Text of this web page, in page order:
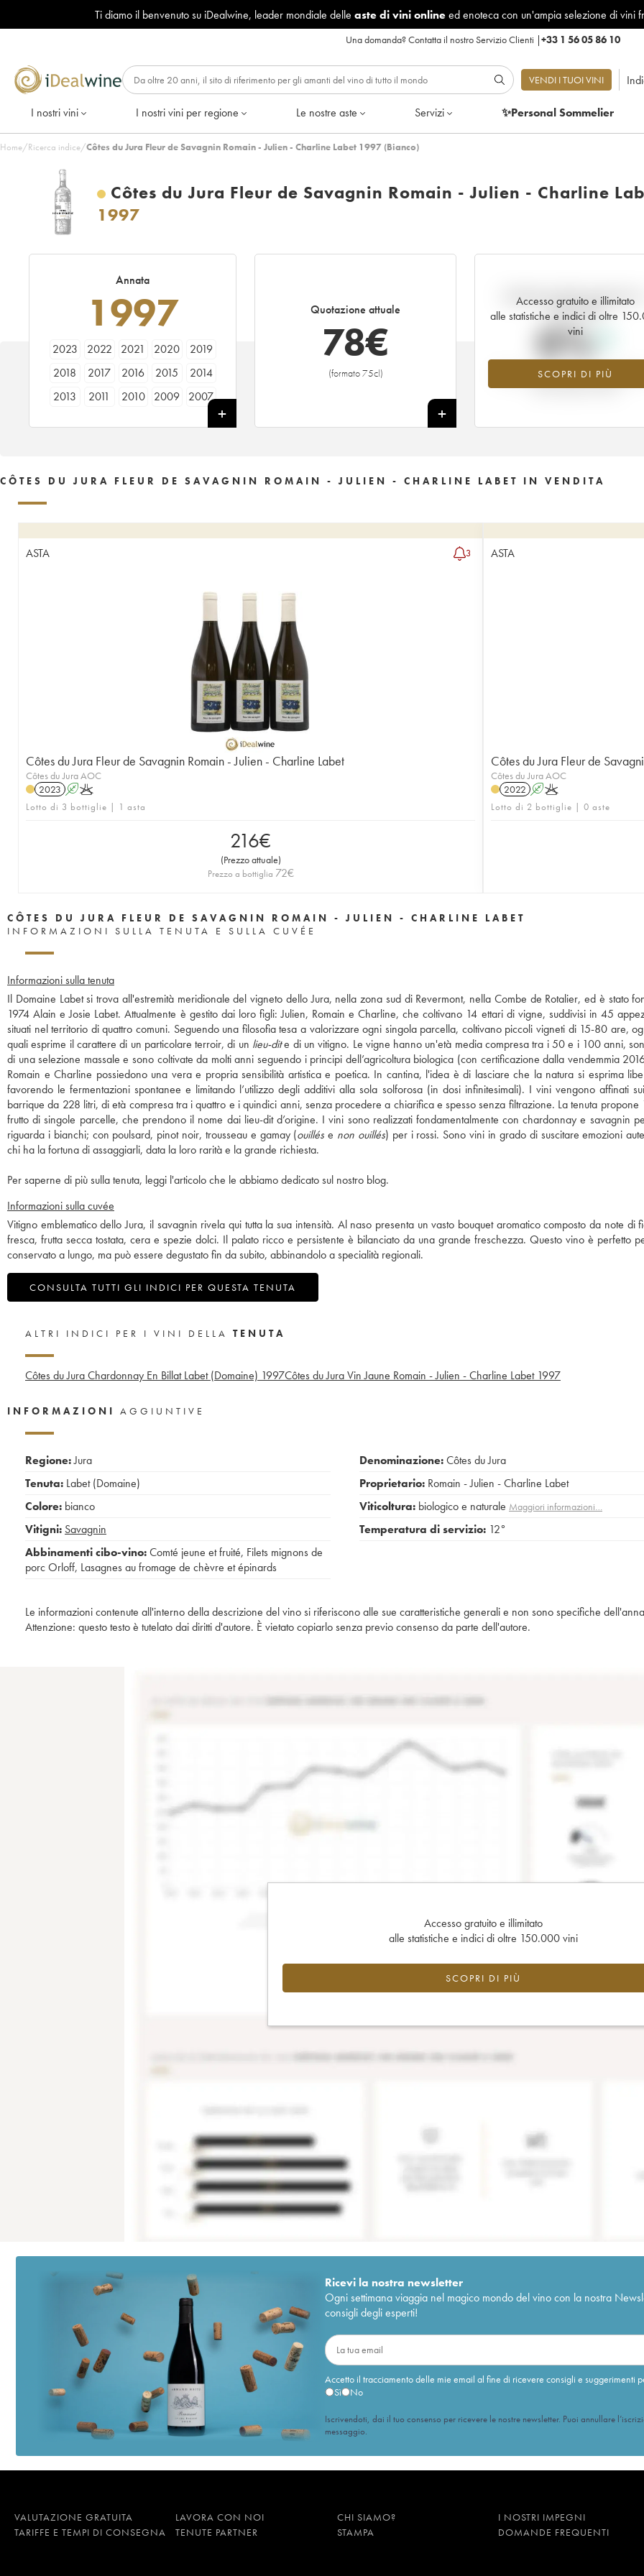
Ti diamo il benvenuto su iDealwine, leader mondiale delle aste di vini onlineed enoteca con un'ampia selezione di vini
Una domanda?Contatta il nostro Servizio Clienti |+33 1 56 05 86 10
VENDI I TUOI VINI
I nostri vini I nostri vini per regione Le nostre aste Servizi ✨Personal Sommelier
Home/Ricerca indice/Côtes du Jura Fleur de Savagnin Romain - Julien - Charline Labet 1997 (Bianco)
Côtes du Jura Fleur de Savagnin Romain - Julien - Charline
1997
Annata
1997
2023 2022 2021 2020
2019
2018
2017 2016 2015
2014
2013
2011 2010 2009
2007
Quotazione attuale
78€
(formato 75cl)
+
Accesso gratuito e illimitato
alle statistiche e indici di oltre
vini
SCOPRI DI PIÙ
Andamento della quotazione
tempo reale
0%
Valore in aumento per l'annata 1997
2026 rispetto al 2025
CÔTES DU JURA FLEUR DE SAVAGNIN ROMAIN - JULIEN - CHARLINE LABET IN VENDITA
ASTA 3
Côtes du Jura Fleur de Savagnin Romain - Julien - Charline Labet
Côtes du Jura AOC
2023 AK
Lotto di 3 bottiglie | 1 asta
216€
(Prezzo attuale)
Prezzo a bottiglia 72€
ASTA
Côtes du Jura Fleur de
Côtes du Jura AOC
2022 AK
Lotto di 2 bottiglie | 0 aste
CÔTES DU JURA FLEUR DE SAVAGNIN ROMAIN - JULIEN - CHARLINE LABET
INFORMAZIONI SULLA TENUTA E SULLA CUVÉE
Informazioni sulla tenuta
Il Domaine Labet si trova all'estremità meridionale del vigneto dello Jura, nella zona sud di Revermont, nella Combe de Rotalier, ed è stato
1974 Alain e Josie Labet. Attualmente è gestito dai loro figli: Julien, Romain e Charline, che coltivano 14 ettari di vigne, suddivisi in 45
situati nel territorio di quattro comuni. Seguendo una filosofia tesa a valorizzare ogni singola parcella, coltivano piccoli vigneti di 15-80 are,
quali esprime il carattere di un particolare terroir, di un lieu-dite di un vitigno. Le vigne hanno un'età media compresa tra i 50 e i 100 anni,
di una selezione massale e sono coltivate da molti anni seguendo i principi dell’agricoltura biologica (con certificazione dalla vendemmia
Romain e Charline possiedono una vera e propria sensibilità artistica e poetica. In cantina, l'idea è di lasciare che la natura si esprima
favorendo le fermentazioni spontanee e limitando l’utilizzo degli additivi alla sola solforosa (in dosi infinitesimali). I vini vengono affinati
barrique da 228 litri, di età compresa tra i quattro e i quindici anni, senza procedere a chiarifica e spesso senza filtrazione. La tenuta propone
frutto di singole parcelle, che prendono il nome dai lieu-dit d’origine. I vini sono realizzati fondamentalmente con chardonnay e savagnin
riguarda i bianchi; con poulsard, pinot noir, trousseau e gamay (ouillés e non ouillés) per i rossi. Sono vini in grado di suscitare emozioni
chi ha la fortuna di assaggiarli, data la loro rarità e la grande richiesta.
Per saperne di più sulla tenuta, leggi l'articolo che le abbiamo dedicato sul nostro blog.
Informazioni sulla cuvée
Vitigno emblematico dello Jura, il savagnin rivela qui tutta la sua intensità. Al naso presenta un vasto bouquet aromatico composto da note di
fresca, frutta secca tostata, cera e spezie dolci. Il palato ricco e persistente è bilanciato da una grande freschezza. Questo vino è perfetto
conservato a lungo, ma può essere degustato fin da subito, abbinandolo a specialità regionali.
CONSULTA TUTTI GLI INDICI PER QUESTA TENUTA
ALTRI INDICI PER I VINI DELLA TENUTA
Côtes du Jura Chardonnay En Billat Labet (Domaine) 1997Côtes du Jura Vin Jaune Romain - Julien - Charline Labet 1997
INFORMAZIONI AGGIUNTIVE
Regione:Jura
Tenuta: Labet (Domaine)
Colore: bianco
Vitigni: Savagnin
Abbinamenti cibo-vino:Comté jeune et fruité, Filets mignons de
porc Orloff, Lasagnes au fromage de chèvre et épinards
Denominazione:Côtes du Jura
Proprietario: Romain - Julien - Charline Labet
Viticoltura: biologico e naturale Maggiori informazioni…
Temperatura di servizio: 12°
Le informazioni contenute all'interno della descrizione del vino si riferiscono alle sue caratteristiche generali e non sono specifiche
Attenzione: questo testo è tutelato dai diritti d'autore. È vietato copiarlo senza previo consenso da parte dell'autore.
Accesso gratuito e illimitato
alle statistiche e indici di oltre 150.000 vini
SCOPRI DI PIÙ
Ricevi la nostra newsletter
Ogni settimana viaggia nel magico mondo del vino con la nostra
consigli degli esperti!
Accetto il tracciamento delle mie email al fine di ricevere consigli e suggerimenti
Sì
No
Iscrivendoti, dai il tuo consenso per ricevere le nostre newsletter. Puoi annullare
messaggio.
VALUTAZIONE GRATUITA LAVORA CON NOI CHI SIAMO?
I NOSTRI IMPEGNI
TARIFFE E TEMPI DI CONSEGNA
TENUTE PARTNER STAMPA DOMANDE FREQUENTI